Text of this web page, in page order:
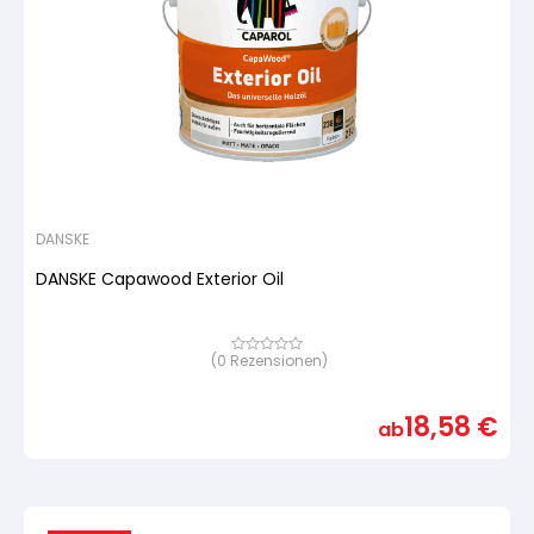
DANSKE
DANSKE Capawood Exterior Oil
Bewertet
(0 Rezensionen)
ab18,58 €